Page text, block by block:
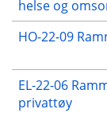
helse og
HO-22-09
EL-22-06
privattøy